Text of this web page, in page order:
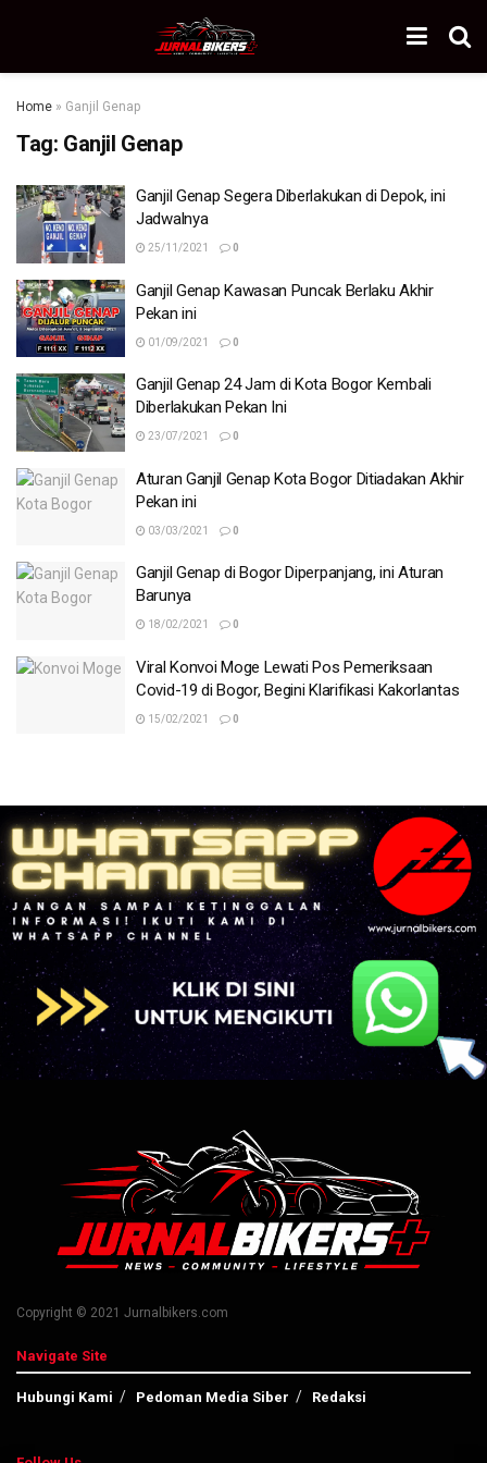
Home » Ganjil Genap
Tag: Ganjil Genap
Ganjil Genap Segera Diberlakukan di Depok, ini
Jadwalnya
25/11/2021 0
Ganjil Genap Kawasan Puncak Berlaku Akhir
Pekan ini
01/09/2021 0
Ganjil Genap 24 Jam di Kota Bogor Kembali
Diberlakukan Pekan Ini
23/07/2021 0
Aturan Ganjil Genap Kota Bogor Ditiadakan Akhir
Pekan ini
03/03/2021 0
Ganjil Genap di Bogor Diperpanjang, ini Aturan
Barunya
18/02/2021 0
Viral Konvoi Moge Lewati Pos Pemeriksaan
Covid-19 di Bogor, Begini Klarifikasi Kakorlantas
15/02/2021 0
Copyright © 2021 Jurnalbikers.com
Navigate Site
Hubungi Kami Pedoman Media Siber Redaksi